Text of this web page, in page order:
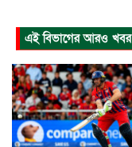
এই বিভাগের আরও খবর